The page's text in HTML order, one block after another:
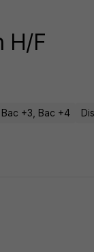
H/F
Bac +3, Bac +4